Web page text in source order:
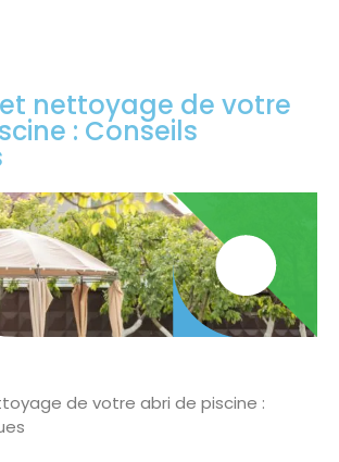
nettoyage de votre
: Conseils
de votre abri de piscine :